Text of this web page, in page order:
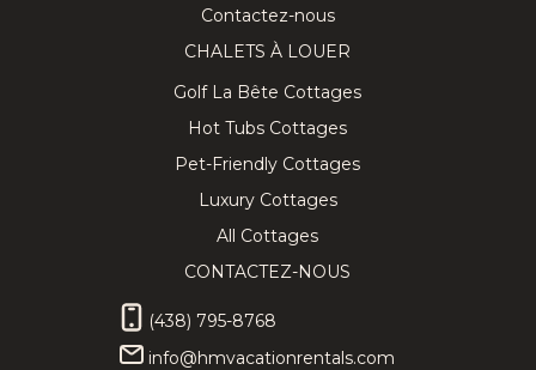
Contactez-nous
CHALETS À LOUER
Golf La Bête Cottages
Hot Tubs Cottages
Pet-Friendly Cottages
Luxury Cottages
All Cottages
CONTACTEZ-NOUS
(438) 795-8768
info@hmvacationrentals.com